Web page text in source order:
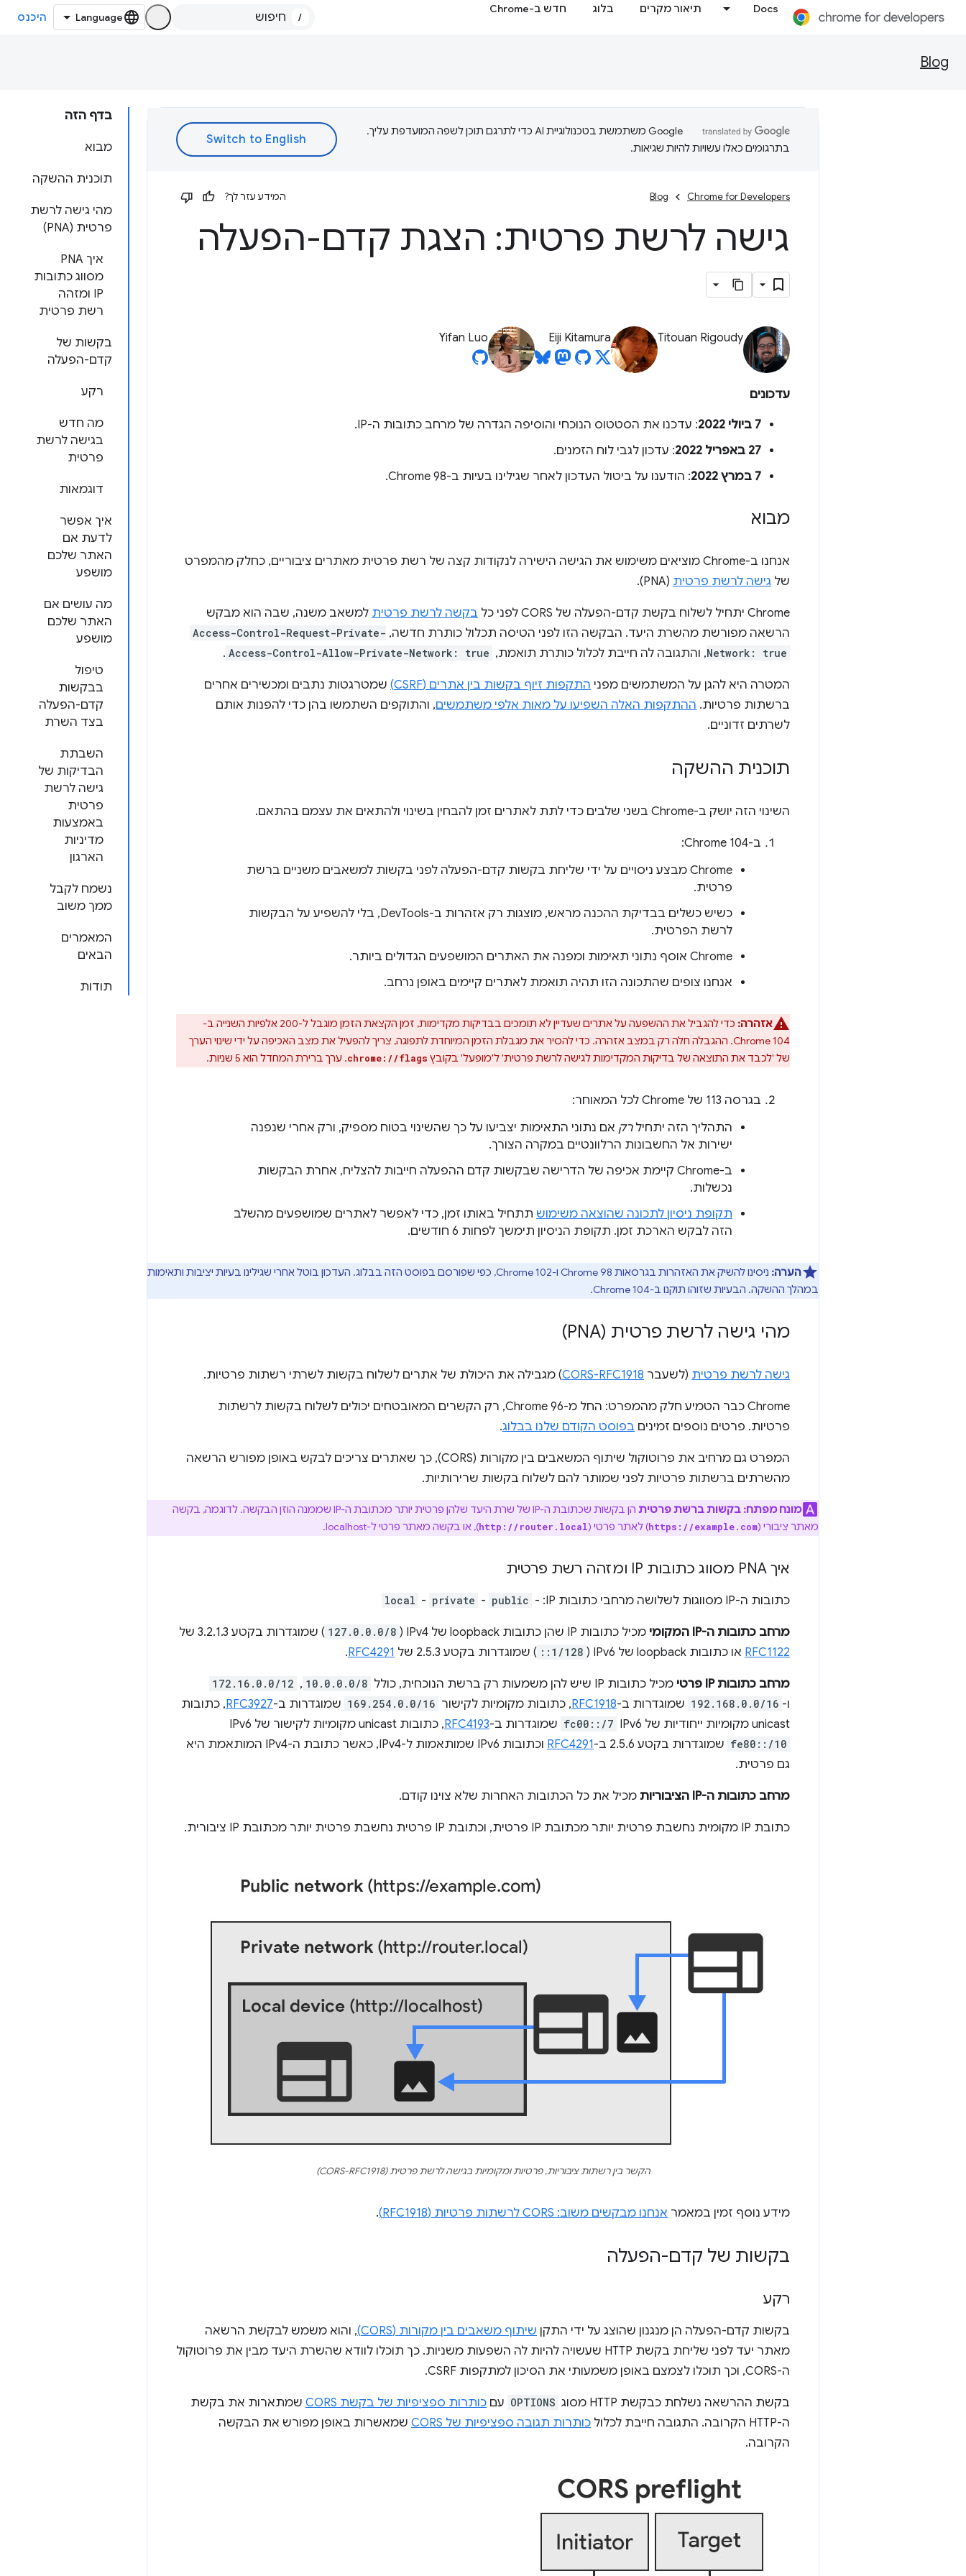
Docs תיאור מקרים בלוג חדש ב-Chrome
/ היכנס
Blog
בדף הזה
מבוא
תוכנית ההשקה
מהי גישה לרשת
פרטית (PNA)
איך PNA
מסווג כתובות
IP ומזהה
רשת פרטית
בקשות של
קדם-הפעלה
רקע
מה חדש
בגישה לרשת
פרטית
דוגמאות
איך אפשר
לדעת אם
האתר שלכם
מושפע
מה עושים אם
האתר שלכם
מושפע
טיפול
בבקשות
קדם-הפעלה
בצד השרת
השבתת
הבדיקות של
גישה לרשת
פרטית
באמצעות
מדיניות
הארגון
נשמח לקבל
ממך משוב
המאמרים
הבאים
תודות
‫Google משתמשת בטכנולוגיית AI כדי לתרגם תוכן לשפה המועדפת עליך.
בתרגומים כאלו עשויות להיות שגיאות.
Chrome for Developers
Blog המידע עזר לך?
גישה לרשת פרטית: הצגת קדם-הפעלה
Titouan Rigoudy
Eiji Kitamura
Yifan Luo
עדכונים
7 ביולי 2022
: עדכנו את הסטטוס הנוכחי והוסיפה הגדרה של מרחב כתובות ה-IP.
27 באפריל 2022
: עדכון לגבי לוח הזמנים.
7 במרץ 2022
: הודענו על ביטול העדכון לאחר שגילינו בעיות ב-Chrome 98.
מבוא
אנחנו ב-Chrome מוציאים משימוש את הגישה הישירה לנקודות קצה של רשת פרטית מאתרים ציבוריים, כחלק מהמפרט
של גישה לרשת פרטית (PNA).
Chrome יתחיל לשלוח בקשת קדם-הפעלה של CORS לפני כל בקשה לרשת פרטית למשאב משנה, שבה הוא מבקש
הרשאה מפורשת מהשרת היעד. הבקשה הזו לפני הטיסה תכלול כותרת חדשה, Access-Control-Request-Private-
Network: true, והתגובה לה חייבת לכלול כותרת תואמת, Access-Control-Allow-Private-Network: true
.
המטרה היא להגן על המשתמשים מפני התקפות זיוף בקשות בין אתרים (CSRF)
שמטרגטות נתבים ומכשירים אחרים
ברשתות פרטיות. ההתקפות האלה השפיעו על מאות אלפי משתמשים, והתוקפים השתמשו בהן כדי להפנות אותם
לשרתים זדוניים.
תוכנית ההשקה
השינוי הזה יושק ב-Chrome בשני שלבים כדי לתת לאתרים זמן להבחין בשינוי ולהתאים את עצמם בהתאם.
ב-Chrome 104:
Chrome מבצע ניסויים על ידי שליחת בקשות קדם-הפעלה לפני בקשות למשאבים משניים ברשת
פרטית.
כשיש כשלים בבדיקת ההכנה מראש, מוצגות רק אזהרות ב-DevTools, בלי להשפיע על הבקשות
לרשת הפרטית.
Chrome אוסף נתוני תאימות ומפנה את האתרים המושפעים הגדולים ביותר.
אנחנו צופים שהתכונה הזו תהיה תואמת לאתרים קיימים באופן נרחב.
אזהרה:
כדי להגביל את ההשפעה על אתרים שעדיין לא תומכים בבדיקות מקדימות, זמן הקצאת הזמן מוגבל ל-200 אלפיות השנייה ב-
Chrome 104. ההגבלה חלה רק במצב אזהרה. כדי להסיר את מגבלת הזמן המיוחדת לתפוגה, צריך להפעיל את מצב האכיפה על ידי שינוי הערך
של 'לכבד את התוצאה של בדיקות המקדימות לגישה לרשת פרטית' ל'מופעל' בקובץ chrome://flags. ערך ברירת המחדל הוא 5 שניות.
בגרסה 113 של Chrome לכל המאוחר:
התהליך הזה יתחילרק אם נתוני התאימות יצביעו על כך שהשינוי בטוח מספיק, ורק אחרי שנפנה
ישירות אל החשבונות הרלוונטיים במקרה הצורך.
ב-Chrome קיימת אכיפה של הדרישה שבקשות קדם ההפעלה חייבות להצליח, אחרת הבקשות
נכשלות.
תקופת ניסיון לתכונה שהוצאה משימוש תתחיל באותו זמן, כדי לאפשר לאתרים שמושפעים מהשלב
הזה לבקש הארכת זמן. תקופת הניסיון תימשך לפחות 6 חודשים.
הערה:
ניסינו להשיק את האזהרות בגרסאות Chrome 98 ו-Chrome 102, כפי שפורסם בפוסט הזה בבלוג. העדכון בוטל אחרי שגילינו בעיות יציבות ותאימות
במהלך ההשקה. הבעיות שזוהו תוקנו ב-Chrome 104.
מהי גישה לרשת פרטית (PNA)
גישה לרשת פרטית (לשעבר CORS-RFC1918) מגבילה את היכולת של אתרים לשלוח בקשות לשרתי רשתות פרטיות.
Chrome כבר הטמיע חלק מהמפרט: החל מ-Chrome 96, רק הקשרים המאובטחים יכולים לשלוח בקשות לרשתות
פרטיות. פרטים נוספים זמינים בפוסט הקודם שלנו בבלוג.
המפרט גם מרחיב את פרוטוקול שיתוף המשאבים בין מקורות (CORS), כך שאתרים צריכים לבקש באופן מפורש הרשאה
מהשרתים ברשתות פרטיות לפני שמותר להם לשלוח בקשות שרירותיות.
מונח מפתח: בקשות ברשת פרטית
הן בקשות שכתובת ה-IP של שרת היעד שלהן פרטית יותר מכתובת ה-IP שממנה הוזן הבקשה. לדוגמה, בקשה
מאתר ציבורי (https://example.com) לאתר פרטי (http://router.local), או בקשה מאתר פרטי ל-localhost.
איך PNA מסווג כתובות IP ומזהה רשת פרטית
כתובות ה-IP מסווגות לשלושה מרחבי כתובות IP: - public
-
private
-
local
מרחב כתובות ה-IP המקומי מכיל כתובות IP שהן כתובות loopback של IPv4‏ ( 127.0.0.0/8 ) שמוגדרות בקטע 3.2.1.3 של
RFC1122 או כתובות loopback של IPv6‏ ( ::1/128 ) שמוגדרות בקטע 2.5.3 של RFC4291
.
מרחב כתובות IP פרטי מכיל כתובות IP שיש להן משמעות רק ברשת הנוכחית, כולל 10.0.0.0/8
,‏
172.16.0.0/12
ו- 192.168.0.0/16 שמוגדרות ב-RFC1918, כתובות מקומיות לקישור 169.254.0.0/16 שמוגדרות ב-RFC3927, כתובות
unicast מקומיות ייחודיות של IPv6‏
fc00::/7 שמוגדרות ב-RFC4193, כתובות unicast מקומיות לקישור של IPv6‏
fe80::/10 שמוגדרות בקטע 2.5.6 ב- RFC4291
וכתובות IPv6 שמותאמות ל-IPv4, כאשר כתובת ה-IPv4 המותאמת היא
גם פרטית.
מרחב כתובות ה-IP הציבוריות מכיל את כל הכתובות האחרות שלא צוינו קודם.
כתובת IP מקומית נחשבת פרטית יותר מכתובת IP פרטית, וכתובת IP פרטית נחשבת פרטית יותר מכתובת IP ציבורית.
הקשר בין רשתות ציבוריות, פרטיות ומקומיות בגישה לרשת פרטית (CORS-RFC1918)
מידע נוסף זמין במאמר אנחנו מבקשים משוב: CORS לרשתות פרטיות (RFC1918) .
בקשות של קדם-הפעלה
רקע
בקשות קדם-הפעלה הן מנגנון שהוצג על ידי התקן שיתוף משאבים בין מקורות (CORS)
, והוא משמש לבקשת הרשאה
מאתר יעד לפני שליחת בקשת HTTP שעשויה להיות לה השפעות משניות. כך תוכלו לוודא שהשרת היעד מבין את פרוטוקול
ה-CORS, וכך תוכלו לצמצם באופן משמעותי את הסיכון למתקפות CSRF.
בקשת ההרשאה נשלחת כבקשת HTTP מסוג OPTIONS עם כותרות ספציפיות של בקשת CORS
שמתארות את בקשת
ה-HTTP הקרובה. התגובה חייבת לכלול
כותרות תגובה ספציפיות של CORS
שמאשרות באופן מפורש את הבקשה
הקרובה.